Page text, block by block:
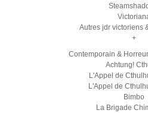
Autres jdr victoriens
+
Contemporain &
Achtung!
L'Appel de
L'Appel de
Bimbo
La Brigade